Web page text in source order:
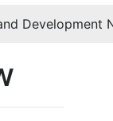
Development